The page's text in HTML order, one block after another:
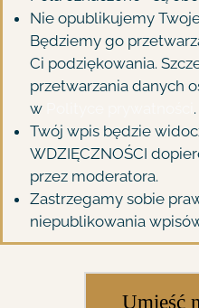
Nie opublikujemy
Będziemy go
Ci podziękowania.
przetwarzania danych
w
.
Twój wpis będzie
WDZIĘCZNOŚCI
przez moderatora.
Zastrzegamy sobie
niepublikowania